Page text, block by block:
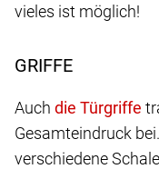
vieles ist möglich!
GRIFFE
Auch
Gesamteindruck
verschiedene